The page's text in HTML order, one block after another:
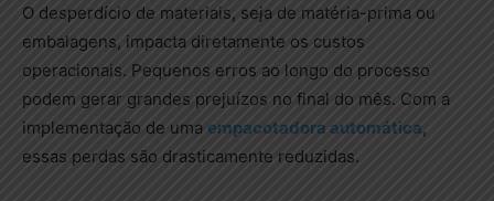
O desperdício de materiais, seja de matéria-prima ou
embalagens, impacta diretamente os custos
operacionais. Pequenos erros ao longo do processo
podem gerar grandes prejuízos no final do mês. Com a
implementação de uma empacotadora automática
essas perdas são drasticamente reduzidas.